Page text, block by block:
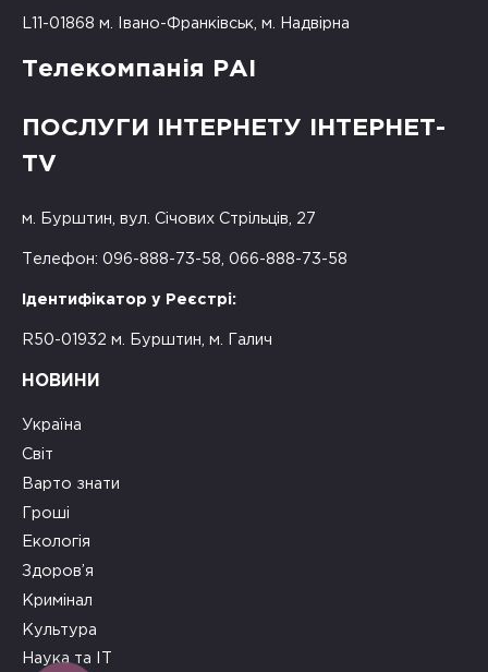
L11-01868 м. Івано-Франківськ, м. Надвірна
Телекомпанія РАІ
ПОСЛУГИ ІНТЕРНЕТУ ІНТЕРНЕТ-
TV
м. Бурштин, вул. Січових Стрільців, 27
Телефон: 096-888-73-58, 066-888-73-58
Ідентифікатор у Реєстрі:
R50-01932 м. Бурштин, м. Галич
НОВИНИ
Україна
Світ
Варто знати
Гроші
Екологія
Здоров’я
Кримінал
Культура
Наука та ІТ